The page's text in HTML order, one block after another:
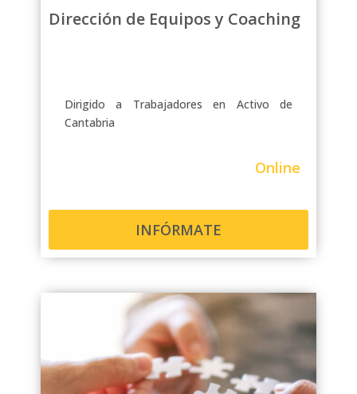
Dirección de Equipos y Coaching
Dirigido a Trabajadores en Activo de
Cantabria
Online
INFÓRMATE